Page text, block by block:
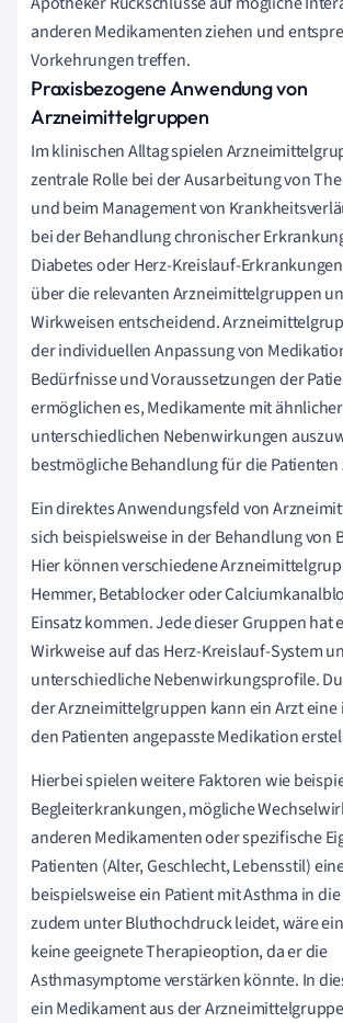
anderen Medikamenten ziehen und
Vorkehrungen treffen.
Praxisbezogene Anwendung von
Arzneimittelgruppen
Im klinischen Alltag spielen
zentrale Rolle bei der Ausarbeitung von
und beim Management von
bei der Behandlung chronischer
Diabetes oder Herz-Kreislauf-
über die relevanten Arzneimittelgruppen
Wirkweisen entscheidend.
der individuellen Anpassung von
Bedürfnisse und Voraussetzungen der
ermöglichen es, Medikamente mit
unterschiedlichen Nebenwirkungen
bestmögliche Behandlung für die
Ein direktes Anwendungsfeld von
sich beispielsweise in der Behandlung von
Hier können verschiedene
Hemmer, Betablocker oder
Einsatz kommen. Jede dieser Gruppen hat
Wirkweise auf das Herz-Kreislauf-System
unterschiedliche Nebenwirkungsprofile.
der Arzneimittelgruppen kann ein Arzt
den Patienten angepasste Medikation
Hierbei spielen weitere Faktoren wie
Begleiterkrankungen, mögliche
anderen Medikamenten oder spezifische
Patienten (Alter, Geschlecht, Lebensstil)
beispielsweise ein Patient mit Asthma in
zudem unter Bluthochdruck leidet, wäre
keine geeignete Therapieoption, da er die
Asthmasymptome verstärken könnte. In
ein Medikament aus der